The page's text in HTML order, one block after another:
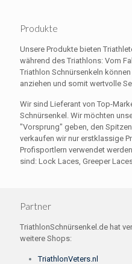
Produkte
Unsere Produkte bieten
während des Triathlons: Vom
Triathlon Schnürsenkeln
anziehen und somit wertvolle
Wir sind Lieferant von Top-
Schnürsenkel. Wir möchten
"Vorsprung" geben, den
verkaufen wir nur erstklassige
Profisportlern verwendet
sind: Lock Laces, Greeper
Partner
TriathlonSchnürsenkel.de hat
weitere Shops:
TriathlonVeters.nl